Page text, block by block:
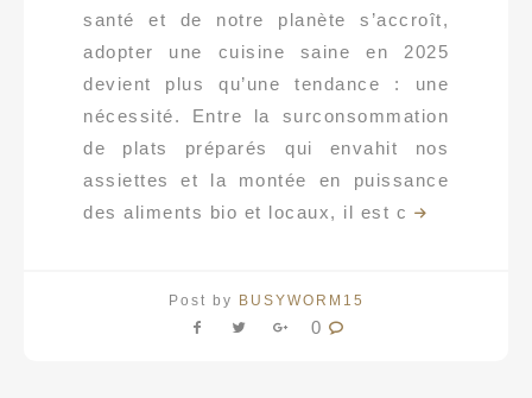
santé et de notre planète s’accroît,
adopter une cuisine saine en 2025
devient plus qu’une tendance : une
nécessité. Entre la surconsommation
de plats préparés qui envahit nos
assiettes et la montée en puissance
des aliments bio et locaux, il est c
Post by BUSYWORM15
0